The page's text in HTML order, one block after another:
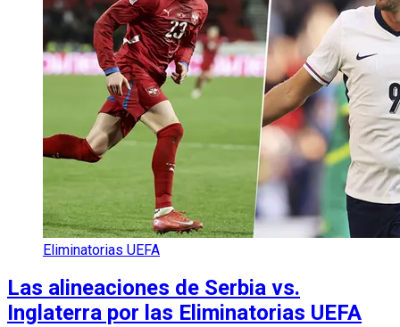
Eliminatorias UEFA
Las alineaciones de Serbia vs.
Inglaterra por las Eliminatorias UEFA